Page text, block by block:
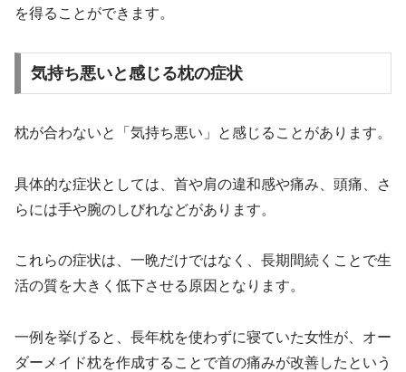
を得ることができます。
気持ち悪いと感じる枕の症状
枕が合わないと「気持ち悪い」と感じることがあります。
具体的な症状としては、首や肩の違和感や痛み、頭痛、さ
らには手や腕のしびれなどがあります。
これらの症状は、一晩だけではなく、長期間続くことで生
活の質を大きく低下させる原因となります。
一例を挙げると、長年枕を使わずに寝ていた女性が、オー
ダーメイド枕を作成することで首の痛みが改善したという